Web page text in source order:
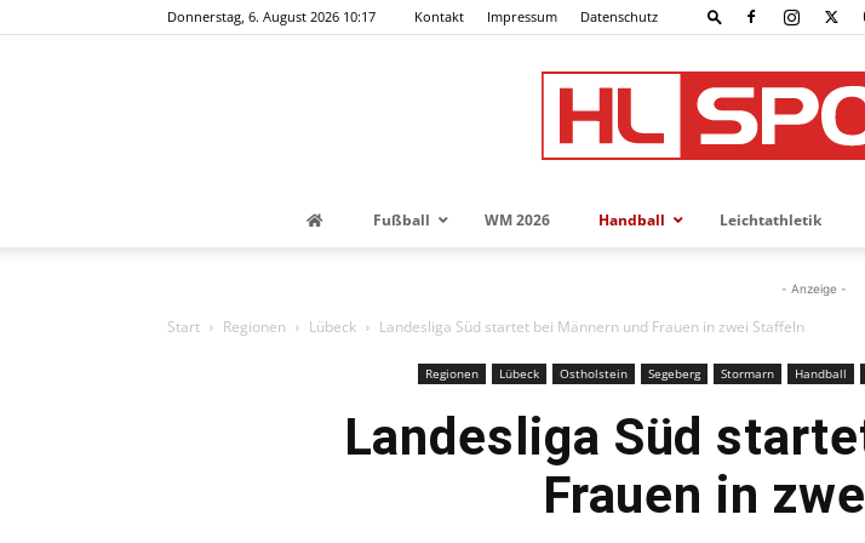
Donnerstag, 6. August 2026 10:17 Kontakt Impressum Datenschutz
Fußball WM 2026 Handball Leichtathletik
- Anzeige -
Start Regionen Lübeck Landesliga Süd startet bei Männern und Frauen in zwei Staffeln
Regionen Lübeck Ostholstein Segeberg Stormarn Handball
Landesliga Süd
Frauen in